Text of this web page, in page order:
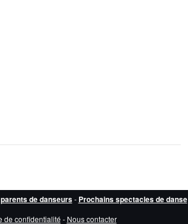
de danseurs- Prochains spectacles de danse
de confidentialité - Nous contacter